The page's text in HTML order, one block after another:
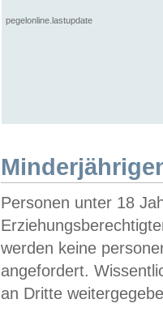
pegelonline.lastupdate
Personen unter 18
werden keine
angefordert.
an Dritte